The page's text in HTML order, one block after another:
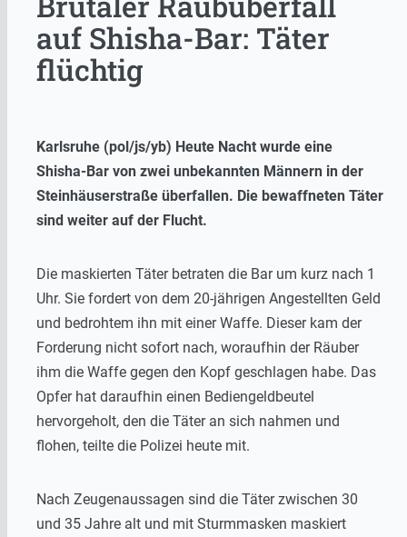
auf Shisha-Bar: Täter
flüchtig
Karlsruhe (pol/js/yb) Heute Nacht wurde eine
Shisha-Bar von zwei unbekannten Männern in der
Steinhäuserstraße überfallen. Die bewaffneten Täter
sind weiter auf der Flucht.
Die maskierten Täter betraten die Bar um kurz nach 1
Uhr. Sie fordert von dem 20-jährigen Angestellten Geld
und bedrohtem ihn mit einer Waffe. Dieser kam der
Forderung nicht sofort nach, woraufhin der Räuber
ihm die Waffe gegen den Kopf geschlagen habe. Das
Opfer hat daraufhin einen Bediengeldbeutel
hervorgeholt, den die Täter an sich nahmen und
flohen, teilte die Polizei heute mit.
Nach Zeugenaussagen sind die Täter zwischen 30
und 35 Jahre alt und mit Sturmmasken maskiert